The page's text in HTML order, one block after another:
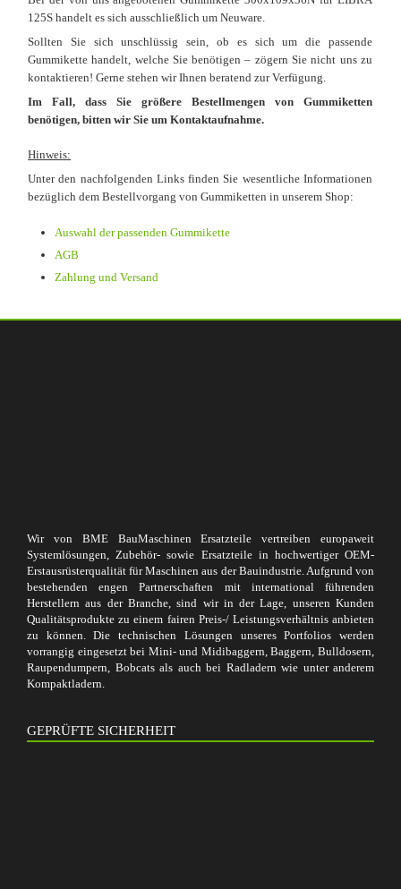
125S handelt es sich ausschließlich um Neuware.
Sollten Sie sich unschlüssig sein, ob es sich um die passende
Gummikette handelt, welche Sie benötigen – zögern Sie nicht uns zu
kontaktieren! Gerne stehen wir Ihnen beratend zur Verfügung.
Im Fall, dass Sie größere Bestellmengen von Gummiketten
benötigen, bitten wir Sie um Kontaktaufnahme.
Hinweis:
Unter den nachfolgenden Links finden Sie wesentliche Informationen
bezüglich dem Bestellvorgang von Gummiketten in unserem Shop:
Auswahl der passenden Gummikette
AGB
Zahlung und Versand
Wir von BME BauMaschinen Ersatzteile vertreiben europaweit
Systemlösungen, Zubehör- sowie Ersatzteile in hochwertiger OEM-
Erstausrüsterqualität für Maschinen aus der Bauindustrie. Aufgrund von
bestehenden engen Partnerschaften mit international führenden
Herstellern aus der Branche, sind wir in der Lage, unseren Kunden
Qualitätsprodukte zu einem fairen Preis-/ Leistungsverhältnis anbieten
zu können. Die technischen Lösungen unseres Portfolios werden
vorrangig eingesetzt bei Mini- und Midibaggern, Baggern, Bulldosern,
Raupendumpern, Bobcats als auch bei Radladern wie unter anderem
Kompaktladern.
GEPRÜFTE SICHERHEIT